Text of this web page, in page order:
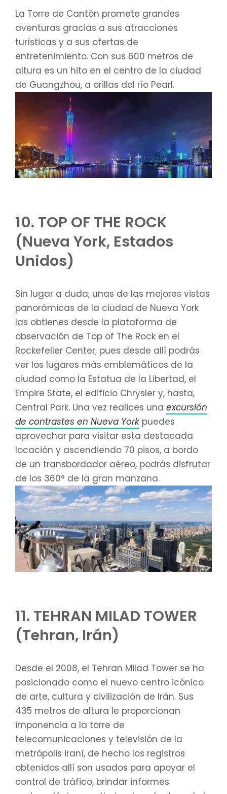
La Torre de Cantón promete grandes
aventuras gracias a sus atracciones
turísticas y a sus ofertas de
entretenimiento. Con sus 600 metros de
altura es un hito en el centro de la ciudad
de Guangzhou, a orillas del río Pearl.
10. TOP OF THE ROCK
(Nueva York, Estados
Unidos)
Sin lugar a duda, unas de las mejores vistas
panorámicas de la ciudad de Nueva York
las obtienes desde la plataforma de
observación de Top of The Rock en el
Rockefeller Center, pues desde allí podrás
ver los lugares más emblemáticos de la
ciudad como la Estatua de la Libertad, el
Empire State, el edificio Chrysler y, hasta,
Central Park. Una vez realices una excursión
de contrastes en Nueva York puedes
aprovechar para visitar esta destacada
locación y ascendiendo 70 pisos, a bordo
de un transbordador aéreo, podrás disfrutar
de los 360° de la gran manzana.
11. TEHRAN MILAD TOWER
(Tehran, Irán)
Desde el 2008, el Tehran Milad Tower se ha
posicionado como el nuevo centro icónico
de arte, cultura y civilización de Irán. Sus
435 metros de altura le proporcionan
imponencia a la torre de
telecomunicaciones y televisión de la
metrópolis iraní, de hecho los registros
obtenidos allí son usados para apoyar el
control de tráfico, brindar informes